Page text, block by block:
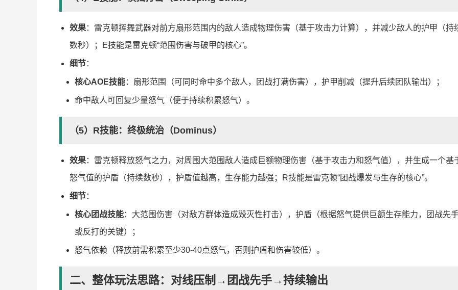
效果：雷克顿挥舞武器对前方扇形范围内的敌人造成物理伤害（基于攻击力计算），并减少敌人的护甲（持
数秒）；E技能是雷克顿“范围伤害与破甲的核心”。
细节：
核心AOE技能：扇形范围（可同时命中多个敌人，团战打满伤害），护甲削减（提升后续团队输出）；
命中敌人可回复少量怒气（便于持续积累怒气）。
（5）R技能：终极统治（Dominus）
效果：雷克顿释放怒气之力，对周围大范围敌人造成巨额物理伤害（基于攻击力和怒气值），并生成一个基
怒气值的护盾（持续数秒），护盾值越高，生存能力越强；R技能是雷克顿“团战爆发与生存的核心”。
细节：
核心团战技能：大范围伤害（对敌方群体造成毁灭性打击），护盾（根据怒气提供巨额生存能力，团战先
或反打的关键）；
怒气依赖（释放前需积累至少30-40点怒气，否则护盾和伤害较低）。
二、整体玩法思路：对线压制→团战先手→持续输出